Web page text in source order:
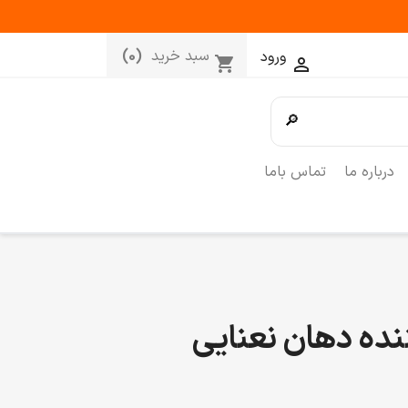
 ورود shopping_cart سبد خرید (0)
🔎
درباره ما تماس باما
دهان نعنایی